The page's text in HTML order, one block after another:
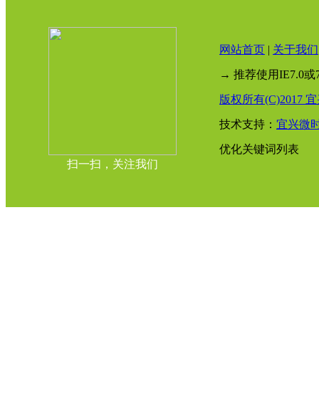
扫一扫，关注我们
网站首页 | 关于我们
→ 推荐使用IE7.0
版权所有(C)2017
技术支持： 宜兴微
优化关键词列表